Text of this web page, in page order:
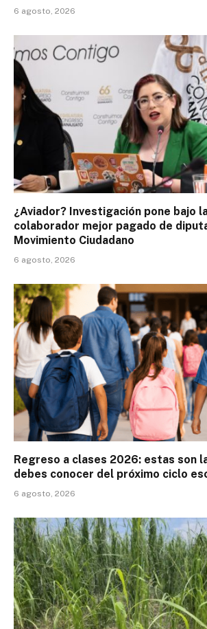
6 agosto, 2026
¿Aviador? Investigación pone bajo
colaborador mejor pagado de
Movimiento Ciudadano
6 agosto, 2026
Regreso a clases 2026: estas son
debes conocer del próximo ciclo
6 agosto, 2026